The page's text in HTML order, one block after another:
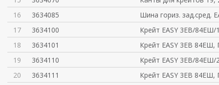
16
3634085
Шина гориз. зад.сред.
17
3634100
Крейт EASY 3ЕВ/
18
3634101
Крейт EASY 3ЕВ 84ЕШ,
19
3634110
Крейт EASY 3ЕВ/
20
3634111
Крейт EASY 3ЕВ 84ЕШ,